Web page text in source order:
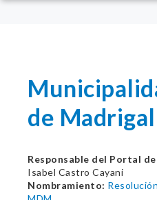
de Madrigal
Responsable del Portal
Isabel Castro Cayani
Nombramiento: